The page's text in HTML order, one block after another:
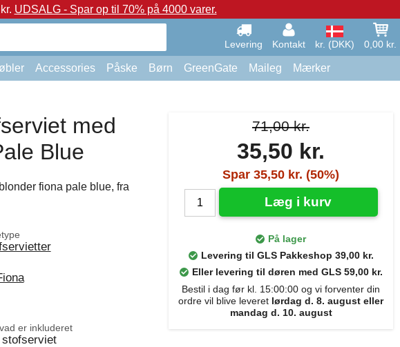
UDSALG - Spar op til 70% på 4000 varer.
Levering Kontakt kr. (DKK) 0,00 kr.
Accessories Påske Børn GreenGate Maileg Mærker
71,00 kr.
35,50 kr.
Spar 35,50 kr. (50%)
Læg i kurv
På lager
Levering til GLS Pakkeshop 39,00 kr.
Eller levering til døren med GLS 59,00 kr.
Bestil i dag før kl. 15:00:00 og vi forventer din
ordre vil blive leveret lørdag d. 8. august eller
mandag d. 10. august
med
Blue
fiona pale blue, fra
er inkluderet
stofserviet